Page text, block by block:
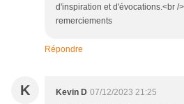
d'inspiration et d'évocations.<br /
remerciements
Répondre
K Kevin D 07/12/2023 21:25